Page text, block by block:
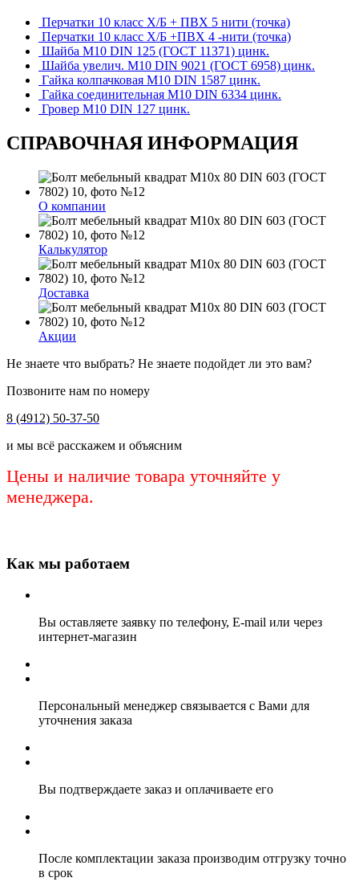
Перчатки 10 класс Х/Б + ПВХ 5 нити (точка)
Перчатки 10 класс Х/Б +ПВХ 4 -нити (точка)
Шайба М10 DIN 125 (ГОСТ 11371) цинк.
Шайба увелич. М10 DIN 9021 (ГОСТ 6958) цинк.
Гайка колпачковая М10 DIN 1587 цинк.
Гайка соединительная М10 DIN 6334 цинк.
Гровер М10 DIN 127 цинк.
СПРАВОЧНАЯ ИНФОРМАЦИЯ
О компании
Калькулятор
Доставка
Акции
Не знаете что выбрать? Не знаете подойдет ли это вам?
Позвоните нам по номеру
8 (4912) 50-37-50
и мы всё расскажем и объясним
Цены и наличие товара уточняйте у
менеджера.
Как мы работаем
Вы оставляете заявку по телефону, E-mail или через
интернет-магазин
Персональный менеджер связывается с Вами для
уточнения заказа
Вы подтверждаете заказ и оплачиваете его
После комплектации заказа производим отгрузку точно
в срок